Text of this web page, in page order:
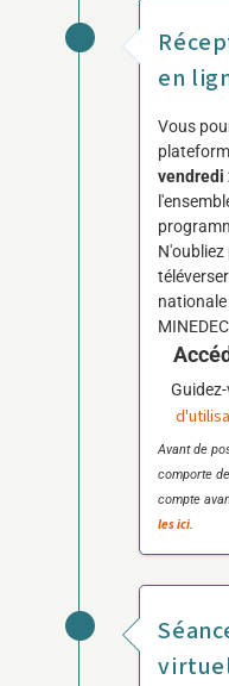
en
Vous
N'oubliez
Avant de
comporte
compte
les ici.